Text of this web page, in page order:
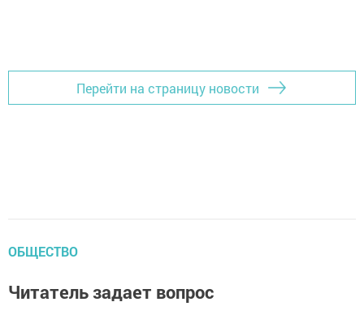
Перейти на страницу новости
ОБЩЕСТВО
Читатель задает вопрос